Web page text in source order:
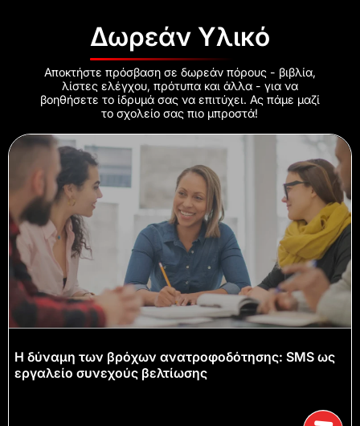
Δωρεάν Υλικό
Αποκτήστε πρόσβαση σε δωρεάν πόρους - βιβλία,
λίστες ελέγχου, πρότυπα και άλλα - για να
βοηθήσετε το ίδρυμά σας να επιτύχει. Ας πάμε μαζί
το σχολείο σας πιο μπροστά!
Η δύναμη των βρόχων ανατροφοδότησης: SMS ως
εργαλείο συνεχούς βελτίωσης